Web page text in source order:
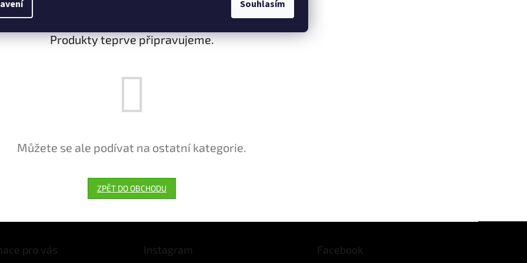
Souhlasím
Produkty teprve připravujeme.
Můžete se ale podívat na ostatní kategorie.
ZPĚT DO OBCHODU
pro vás Instagram Facebook